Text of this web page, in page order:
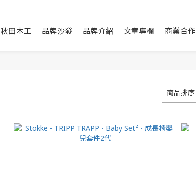
秋田木工 品牌沙發 品牌介紹 文章專欄 商業合作
商品排序